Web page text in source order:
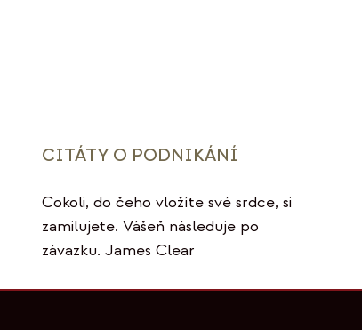
CITÁTY O PODNIKÁNÍ
Cokoli, do čeho vložíte své srdce, si
zamilujete. Vášeň následuje po
závazku. James Clear